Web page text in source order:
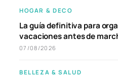
HOGAR & DECO
La guía definitiva para
vacaciones antes de
07/08/2026
BELLEZA & SALUD